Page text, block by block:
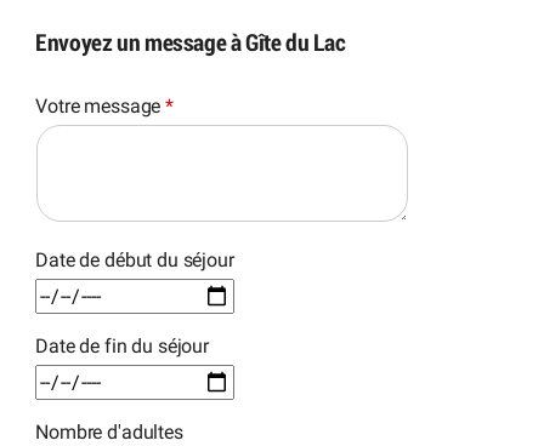
Envoyez un message à Gîte du Lac
Votre message*
Date de début du séjour
Date de fin du séjour
Nombre d'adultes